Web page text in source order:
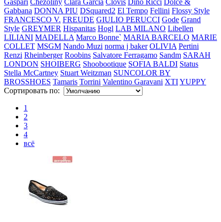
Gabbana DONNA PIU DSquared2 El Tempo Fellini Flossy Style
FRANCESCO V. FREUDE GIULIO PERUCCI Gode Grand
Style GREYMER Hispanitas Hogl LAB MILANO Libellen
LILIANI MADELLA Marco Bonne` MARIA BARCELO MARIE
COLLET MSGM Nando Muzi norma j baker OLIVIA Pertini
Renzi Rheinberger Roobins Salvatore Ferragamo Sandm SARAH
LONDON SHOIBERG Shoobootique SOFIA BALDI Status
Stella McCartney Stuart Weitzman SUNCOLOR BY
BROSSHOES Tamaris Torrini Valentino Garavani XTIYUPPY
Сортировать по:
1
2
3
4
всё